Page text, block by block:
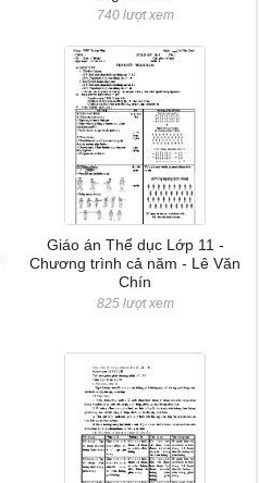
740 lượt xem
Giáo án Thể dục Lớp 11 -
Chương trình cả năm - Lê Văn
Chín
825 lượt xem